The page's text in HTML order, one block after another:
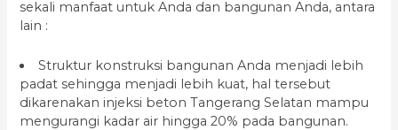
sekali manfaat untuk Anda dan bangunan Anda, antara
lain :
Struktur konstruksi bangunan Anda menjadi lebih
padat sehingga menjadi lebih kuat, hal tersebut
dikarenakan injeksi beton Tangerang Selatan mampu
mengurangi kadar air hingga 20% pada bangunan.